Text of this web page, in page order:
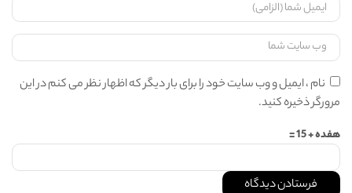
نام ، ایمیل و وب سایت خود را برای بار دیگر که اظهار نظر می کنم در این
مرورگر ذخیره کنید.
هفده + 15 =